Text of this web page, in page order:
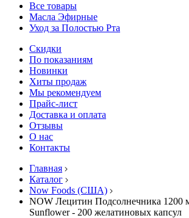
Все товары
Масла Эфирные
Уход за Полостью Рта
Скидки
По показаниям
Новинки
Хиты продаж
Мы рекомендуем
Прайс-лист
Доставка и оплата
Отзывы
О нас
Контакты
Главная
Каталог
Now Foods (США)
NOW Лецитин Подсолнечника 1200
Sunflower - 200 желатиновых капсул